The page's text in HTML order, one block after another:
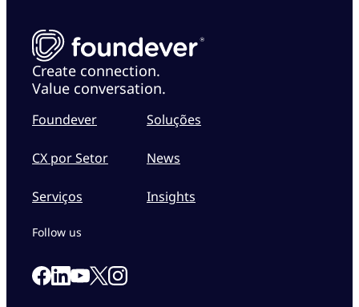
Create connection.
Value conversation.
Foundever
CX por Setor
Serviços
Soluções
News
Insights
Follow us
Link to our Facebook page
Link to our Linkedin page
Link to our Youtube page
Link to our X page
Link to our Instagram page